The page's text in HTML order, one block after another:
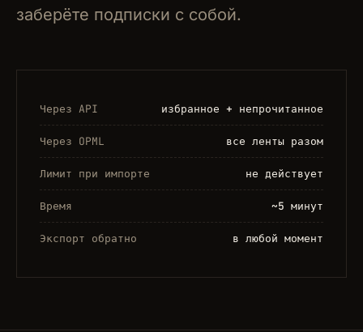
заберёте подписки с собой.
Через API избранное + непрочитанное
Через OPML все ленты разом
Лимит при импорте не действует
Время ~5 минут
Экспорт обратно в любой момент